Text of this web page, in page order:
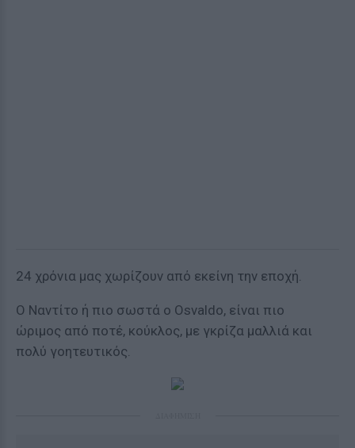
24 χρόνια μας χωρίζουν από εκείνη την εποχή.
Ο Ναντίτο ή πιο σωστά ο Osvaldo, είναι πιο
ώριμος από ποτέ, κούκλος, με γκρίζα μαλλιά και
πολύ γοητευτικός.